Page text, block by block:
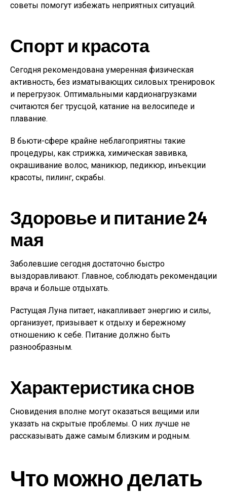
советы помогут избежать неприятных ситуаций.
Спорт и красота
Сегодня рекомендована умеренная физическая
активность, без изматывающих силовых тренировок
и перегрузок. Оптимальными кардионагрузками
считаются бег трусцой, катание на велосипеде и
плавание.
В бьюти-сфере крайне неблагоприятны такие
процедуры, как стрижка, химическая завивка,
окрашивание волос, маникюр, педикюр, инъекции
красоты, пилинг, скрабы.
Здоровье и питание 24
мая
Заболевшие сегодня достаточно быстро
выздоравливают. Главное, соблюдать рекомендации
врача и больше отдыхать.
Растущая Луна питает, накапливает энергию и силы,
организует, призывает к отдыху и бережному
отношению к себе. Питание должно быть
разнообразным.
Характеристика снов
Сновидения вполне могут оказаться вещими или
указать на скрытые проблемы. О них лучше не
рассказывать даже самым близким и родным.
Что можно делать